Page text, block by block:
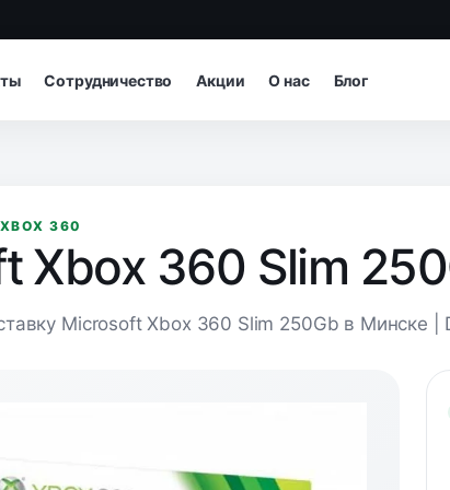
Сотрудничество Акции О нас Блог
360
Xbox 360 Slim
Microsoft Xbox 360 Slim 250Gb в Минске |